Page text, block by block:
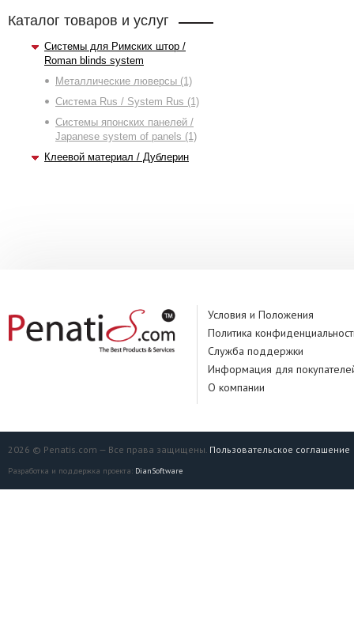
Каталог товаров и услуг
Системы для Римских штор /
Roman blinds system
Металлические люверсы (1)
Система Rus / System Rus (1)
Системы японских панелей /
Japanese system of panels (1)
Клеевой материал / Дублерин
Условия и Положения
Политика
Служба поддержки
Информация для
О компании
2026 © Penatis.com — Все права защищены. Пользовательское соглашение
Разработка и поддержка проекта: DianSoftware